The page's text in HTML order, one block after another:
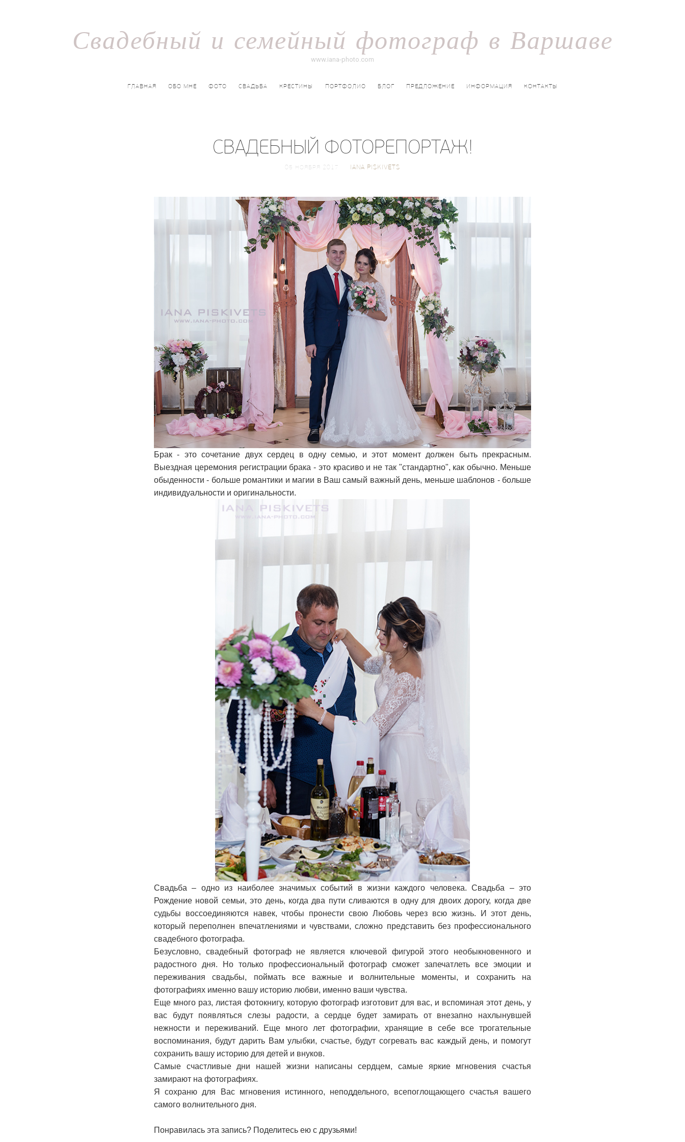
Свадебный и семейный фотограф в Варшаве
www.iana-photo.com
ГЛАВНАЯ ОБО МНЕ ФОТО СВАДЬБА КРЕСТИНЫ ПОРТФОЛИО БЛОГ ПРЕДЛОЖЕНИЕ ИНФОРМАЦИЯ КОНТАКТЫ
СВАДЕБНЫЙ ФОТОРЕПОРТАЖ!
05 НОЯБРЯ 2017 IANA PISKIVETS
Брак - это сочетание двух сердец в одну семью, и этот момент должен быть прекрасным.
Выездная церемония регистрации брака - это красиво и не так "стандартно", как обычно. Меньше
обыденности - больше романтики и магии в Ваш самый важный день, меньше шаблонов - больше
индивидуальности и оригинальности.
Свадьба – одно из наиболее значимых событий в жизни каждого человека. Свадьба – это
Рождение новой семьи, это день, когда два пути сливаются в одну для двоих дорогу, когда две
судьбы воссоединяются навек, чтобы пронести свою Любовь через всю жизнь. И этот день,
который переполнен впечатлениями и чувствами, сложно представить без профессионального
свадебного фотографа.
Безусловно, свадебный фотограф не является ключевой фигурой этого необыкновенного и
радостного дня. Но только профессиональный фотограф сможет запечатлеть все эмоции и
переживания свадьбы, поймать все важные и волнительные моменты, и сохранить на
фотографиях именно вашу историю любви, именно ваши чувства.
Еще много раз, листая фотокнигу, которую фотограф изготовит для вас, и вспоминая этот день, у
вас будут появляться слезы радости, а сердце будет замирать от внезапно нахлынувшей
нежности и переживаний. Еще много лет фотографии, хранящие в себе все трогательные
воспоминания, будут дарить Вам улыбки, счастье, будут согревать вас каждый день, и помогут
сохранить вашу историю для детей и внуков.
Самые счастливые дни нашей жизни написаны сердцем, самые яркие мгновения счастья
замирают на фотографиях.
Я сохраню для Вас мгновения истинного, неподдельного, всепоглощающего счастья вашего
самого волнительного дня.
Понравилась эта запись? Поделитесь ею с друзьями!